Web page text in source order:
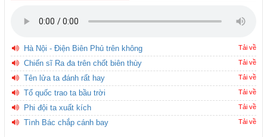
Hà Nội - Điện Biên Phủ trên không Tải về
Chiến sĩ Ra đa trên chốt biên thùy Tải về
Tên lửa ta đánh rất hay Tải về
Tổ quốc trao ta bầu trời Tải về
Phi đội ta xuất kích Tải về
Tình Bác chắp cánh bay Tải về